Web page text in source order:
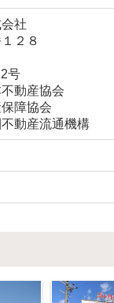
社
２８
号
動産協会
障協会
動産流通機構